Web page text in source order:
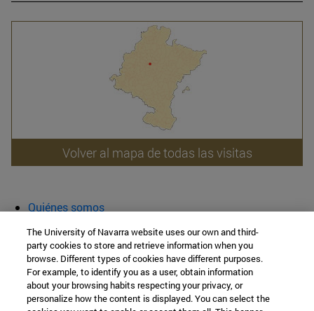
Volver al mapa de todas las visitas
Quiénes somos
Aula abierta
Cátedra de Patrimonio y Arte Navarro
The University of Navarra website uses our own and third-
party cookies to store and retrieve information when you
browse. Different types of cookies have different purposes.
For example, to identify you as a user, obtain information
about your browsing habits respecting your privacy, or
personalize how the content is displayed. You can select the